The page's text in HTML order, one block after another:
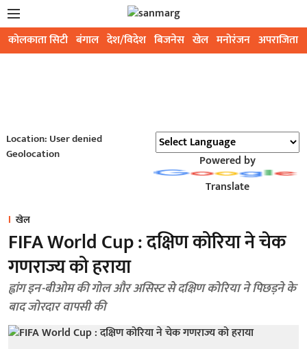
कोलकाता सिटी बंगाल देश/विदेश बिजनेस खेल मनोरंजन अपराजिता
Location: User denied
Geolocation
Powered by
Translate
खेल
FIFA World Cup : दक्षिण कोरिया ने चेक
गणराज्य को हराया
ह्वांग इन-बीओम की गोल और असिस्ट से दक्षिण कोरिया ने पिछड़ने के
बाद जोरदार वापसी की